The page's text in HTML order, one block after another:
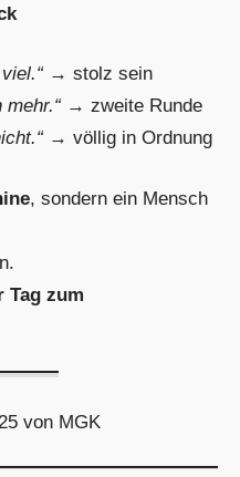
→ stolz sein
mehr.“ → zweite Runde
→ völlig in Ordnung
, sondern ein Mensch
Tag zum
von MGK